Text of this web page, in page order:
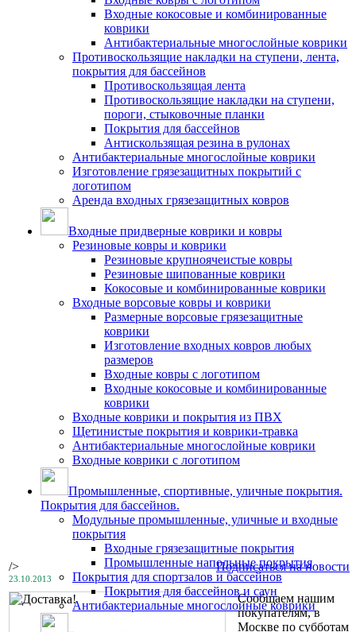
Входные кокосовые и комбинированные
коврики
Антибактериальные многослойные коврики
Противоскользящие накладки на ступени, лента,
покрытия для бассейнов
Противоскользящая лента
Противоскользящие накладки на ступени,
пороги, стыковочные планки
Покрытия для бассейнов
Антискользящая резина в рулонах
Антибактериальные многослойные коврики
Изготовление грязезащитных покрытий с
логотипом
Аренда входных грязезащитных ковров
Входные придверные коврики и ковры
Резиновые ковры и коврики
Резиновые крупноячеистые ковры
Резиновые шипованные коврики
Кокосовые и комбинированные коврики
Входные ворсовые ковры и коврики
Размерные ворсовые грязезащитные
коврики
Изготовление входных ковров любых
размеров
Входные ковры с логотипом
Входные кокосовые и комбинированные
коврики
Входные коврики и покрытия из ПВХ
Щетинистые покрытия и коврики-травка
Антибактериальные многослойные коврики
Входные коврики с логотипом
Промышленные, спортивные, уличные покрытия.
Покрытия для бассейнов.
Модульные промышленные, уличные и входные
покрытия
Входные грязезащитные покрытия
Промышленные напольные покрытия
Покрытия для спортзалов и бассейнов
Покрытия для бассейнов и саун
Антибактериальные многослойные коврики
/> Подписаться на новости
23.10.2013
Сообщаем нашим
покупателям, в
Москве по субботам